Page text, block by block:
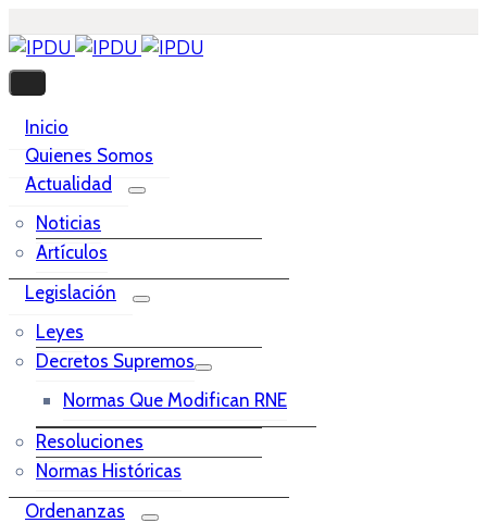
Inicio
Quienes Somos
Actualidad
Noticias
Artículos
Legislación
Leyes
Decretos Supremos
Normas Que Modifican RNE
Resoluciones
Normas Históricas
Ordenanzas